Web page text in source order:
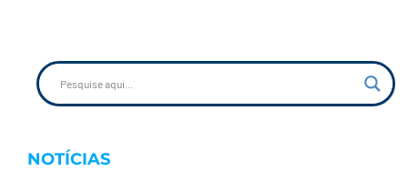
NOTÍCIAS